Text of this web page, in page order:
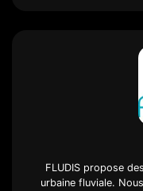
FLUDIS propose
urbaine fluviale.